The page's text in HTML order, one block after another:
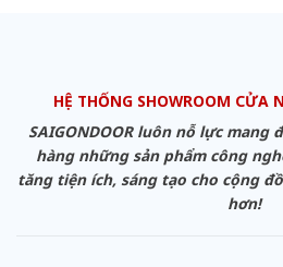
HỆ THỐNG SHOWROOM CỬA
SAIGONDOOR luôn nỗ lực mang
hàng những sản phẩm công
tăng tiện ích, sáng tạo cho cộng
hơn!